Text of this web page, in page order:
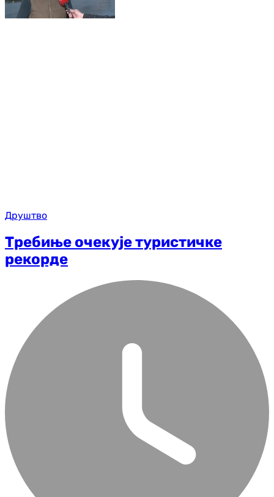
Друштво
Требиње очекује туристичке
рекорде